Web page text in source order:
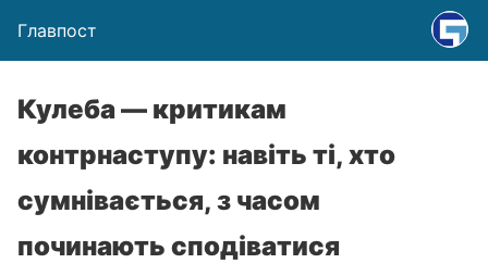
Главпост
Кулеба — критикам
контрнаступу: навіть ті, хто
сумнівається, з часом
починають сподіватися